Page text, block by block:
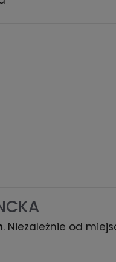
. Niezależnie od